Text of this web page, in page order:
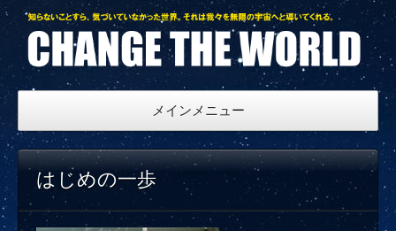
チ
ェ
ザ
ワー
ル
ド・
メインメニュー
はじめの一歩